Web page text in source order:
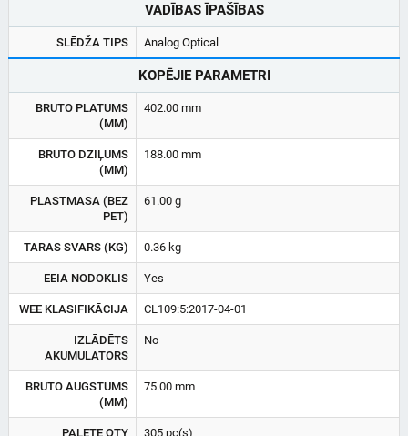
VADĪBAS ĪPAŠĪBAS
SLĒDŽA TIPS Analog Optical
KOPĒJIE PARAMETRI
BRUTO PLATUMS
(MM)
402.00 mm
BRUTO DZIĻUMS
(MM)
188.00 mm
PLASTMASA (BEZ
PET)
61.00 g
TARAS SVARS (KG) 0.36 kg
EEIA NODOKLIS Yes
WEE KLASIFIKĀCIJA CL109:5:2017-04-01
IZLĀDĒTS
AKUMULATORS
No
BRUTO AUGSTUMS
(MM)
75.00 mm
PALETE QTY 305 pc(s)